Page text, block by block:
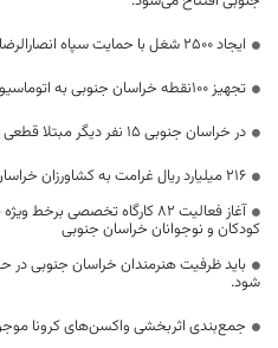
ایجاد ۲۵۰۰ شغل با حمایت سپاه انصارالرضا (ع)
تجهیز ۱۰۰نقطه خراسان جنوبی به اتوماسیون شبکه برق
در خراسان جنوبی 15 نفر دیگر مبتلا قطعی به کرونا ویروس شناسایی شدن شدند
۲۱۶ میلیارد ریال غرامت به کشاورزان خراسان جنوبی پرداخت شد
آغاز فعالیت ۸۲ کارگاه تخصصی
کودکان و نوجوانان خراسان جنوبی
باید ظرفیت هنرمندان خراسان جنوبی در
شود.
جمع‌بندی اثربخشی واکسن‌های کرونا